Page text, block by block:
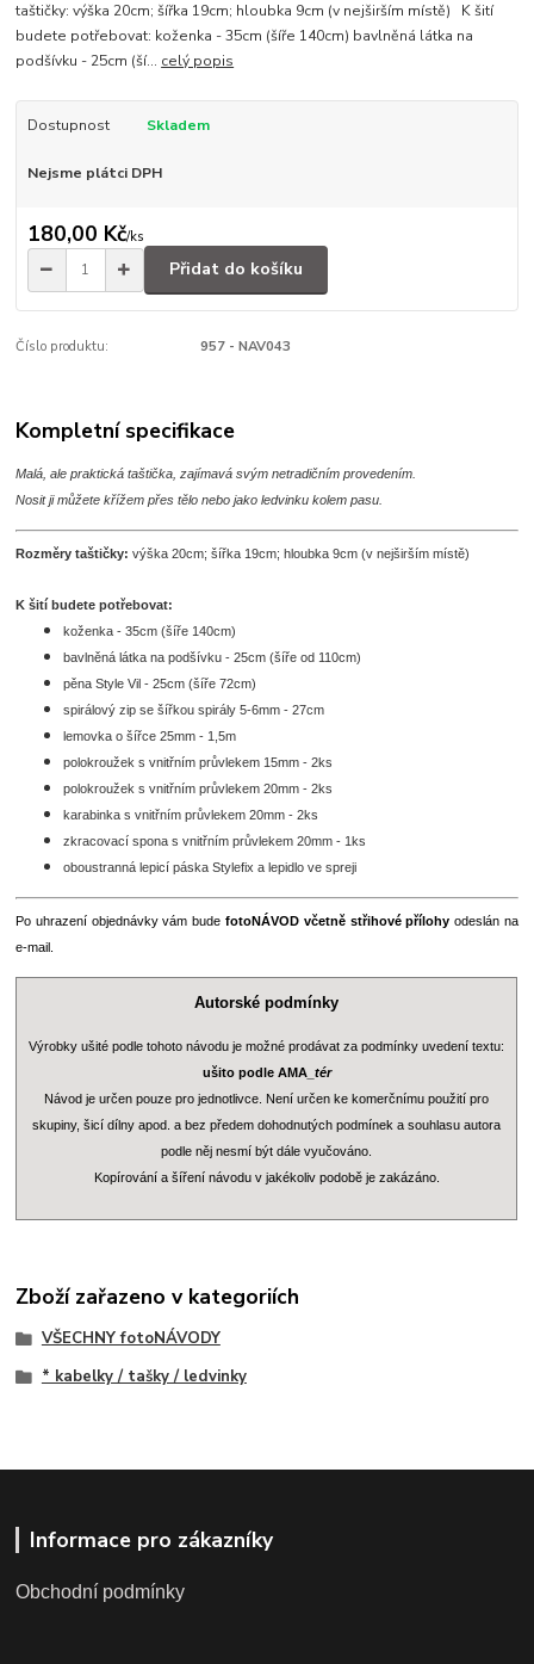
taštičky: výška 20cm; šířka 19cm; hloubka 9cm (v nejširším místě) K šití
budete potřebovat: koženka - 35cm (šíře 140cm) bavlněná látka na
podšívku - 25cm (ší... celý popis
Dostupnost Skladem
Nejsme plátci DPH
180,00 Kč/ks
Přidat do košíku
Číslo produktu: 957 - NAV043
Kompletní specifikace
Malá, ale praktická taštička, zajímavá svým netradičním provedením.
Nosit ji můžete křížem přes tělo nebo jako ledvinku kolem pasu.
Rozměry taštičky:výška 20cm; šířka 19cm; hloubka 9cm (v nejširším místě)
K šití budete potřebovat:
koženka - 35cm (šíře 140cm)
bavlněná látka na podšívku - 25cm (šíře od 110cm)
pěna Style Vil - 25cm (šíře 72cm)
spirálový zip se šířkou spirály 5-6mm - 27cm
lemovka o šířce 25mm - 1,5m
polokroužek s vnitřním průvlekem 15mm - 2ks
polokroužek s vnitřním průvlekem 20mm - 2ks
karabinka s vnitřním průvlekem 20mm - 2ks
zkracovací spona s vnitřním průvlekem 20mm - 1ks
oboustranná lepicí páska Stylefix a lepidlo ve spreji
Po uhrazení objednávky vám bude fotoNÁVOD včetně střihové přílohyodeslán na
e-mail.
Autorské podmínky
Výrobky ušité podle tohoto návodu je možné prodávat za podmínky uvedení textu:
ušito podle AMA_tér
Návod je určen pouze pro jednotlivce. Není určen ke komerčnímu použití pro
skupiny, šicí dílny apod. a bez předem dohodnutých podmínek a souhlasu autora
podle něj nesmí být dále vyučováno.
Kopírování a šíření návodu v jakékoliv podobě je zakázáno.
Zboží zařazeno v kategoriích
VŠECHNY fotoNÁVODY
* kabelky / tašky / ledvinky
Informace pro zákazníky
Obchodní podmínky